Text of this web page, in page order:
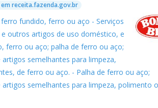
receita.fazenda.gov.br
fundido, ferro ou aço - Serviços
outros artigos de uso doméstico, e
ferro ou aço; palha de ferro ou aço;
semelhantes para limpeza,
de ferro ou aço. - Palha de ferro ou aço;
semelhantes para limpeza, polimento